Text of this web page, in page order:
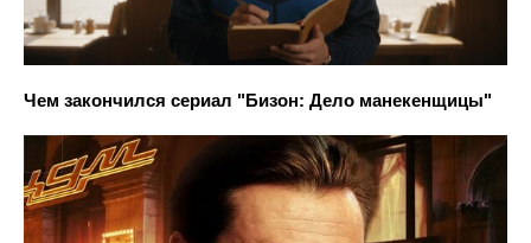
Чем закончился сериал "Бизон: Дело манекенщицы"